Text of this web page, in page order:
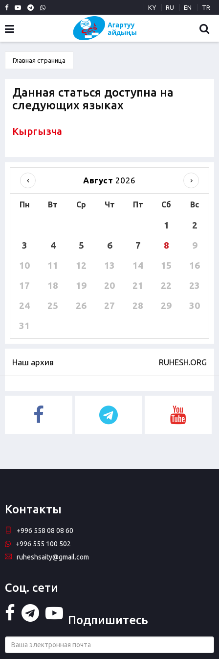
KY RU EN TR
Главная страница
Данная статься доступна на
следующих языках
Кыргызча
Август 2026
Пн Вт Ср Чт Пт Сб Вс
1
2
3
4 5 6 7 8
9
10
11 12 13 14 15
16
17
18 19 20 21 22
23
24
25 26 27 28 29
30
31
Наш архив RUHESH.ORG
Контакты
+996 558 08 08 60
+996 555 100 502
ruheshsaity@gmail.com
Соц. сети
Подпишитесь